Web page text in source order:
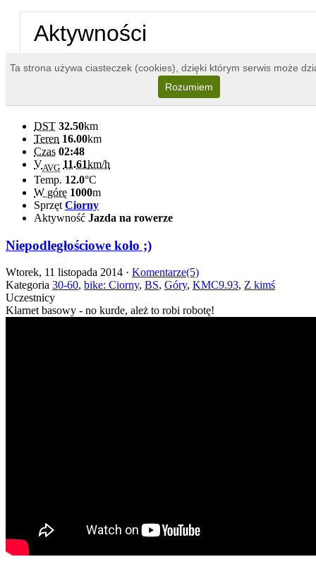
DST 32.50km
Teren 16.00km
Czas 02:48
VAVG 11.61km/h
Temp. 12.0°C
W górę 1000m
Sprzęt Ciorny
Aktywność Jazda na rowerze
Niepodległościowe koło ;)
Wtorek, 11 listopada 2014 · Komentarze(5)
Kategoria 30-60, bike: Ciorny, BS, Góry, KMC9.93, Z kimś
Uczestnicy
Klarnet basowy - no kurde, ależ to robi robotę!